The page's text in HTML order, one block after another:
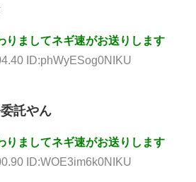
りましてネギ速がお送りします
ID:phWyESog0NIKU
託やん
りましてネギ速がお送りします
ID:WOE3im6k0NIKU